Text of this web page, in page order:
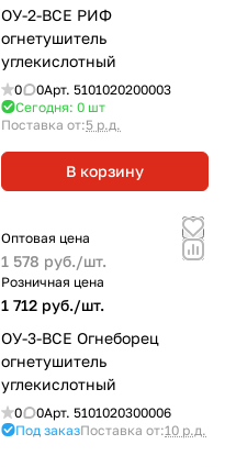
ОУ-2-BCE РИФ
огнетушитель
углекислотный
0 0Арт. 5101020200003
Сегодня: 0 шт
Поставка от:5 р.д.
В корзину
Оптовая цена
1 578 руб./шт.
Розничная цена
1 712 руб./шт.
ОУ-3-ВСЕ Огнеборец
огнетушитель
углекислотный
0 0Арт. 5101020300006
Под заказПоставка от:10 р.д.